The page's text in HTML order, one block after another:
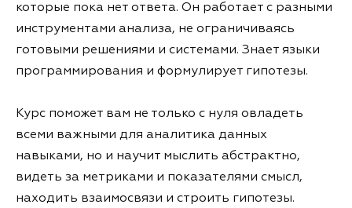
которые пока нет ответа. Он работает с разными
инструментами анализа, не ограничиваясь
готовыми решениями и системами. Знает языки
программирования и формулирует гипотезы.
Курс поможет вам не только с нуля овладеть
всеми важными для аналитика данных
навыками, но и научит мыслить абстрактно,
видеть за метриками и показателями смысл,
находить взаимосвязи и строить гипотезы.